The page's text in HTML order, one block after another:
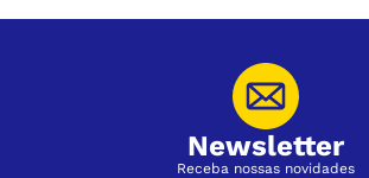
Newsletter
Receba nossas novidades